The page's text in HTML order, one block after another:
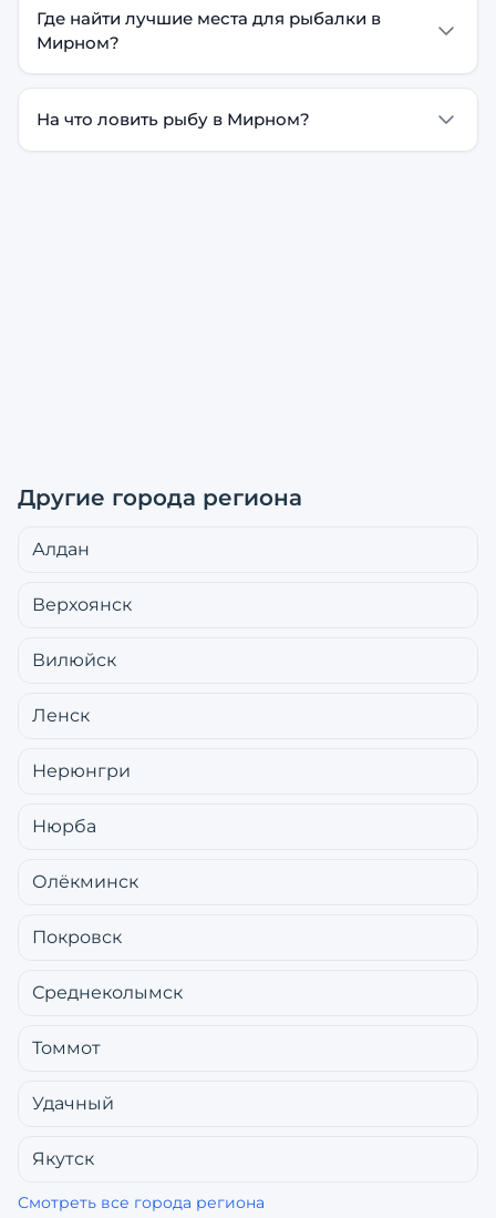
Где найти лучшие места для рыбалки в
Мирном?
На что ловить рыбу в Мирном?
Другие города региона
Алдан
Верхоянск
Вилюйск
Ленск
Нерюнгри
Нюрба
Олёкминск
Покровск
Среднеколымск
Томмот
Удачный
Якутск
Смотреть все города региона